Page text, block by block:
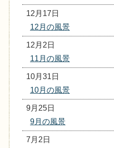
12月17日
12月の風景
12月2日
11月の風景
10月31日
10月の風景
9月25日
9月の風景
7月2日